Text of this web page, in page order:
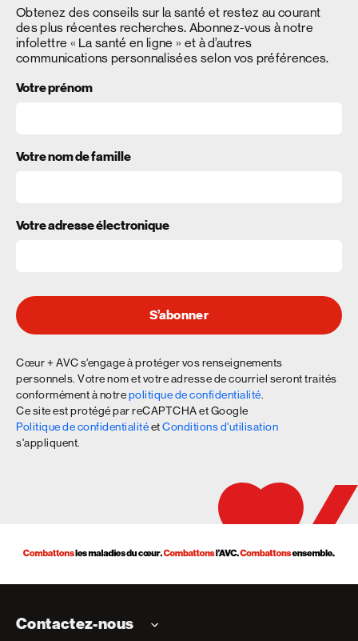
Obtenez des conseils sur la santé et restez au courant
des plus récentes recherches. Abonnez-vous à notre
infolettre « La santé en ligne » et à d’autres
communications personnalisées selon vos préférences.
Votre prénom
Votre nom de famille
Votre adresse électronique
S’abonner
Cœur + AVC s’engage à protéger vos renseignements
personnels. Votre nom et votre adresse de courriel seront traités
conformément à notrepolitique de confidentialité
Ce site est protégé par reCAPTCHA et Google
Politique de confidentialitéetConditions d'utilisation
s'appliquent.
Contactez-nous